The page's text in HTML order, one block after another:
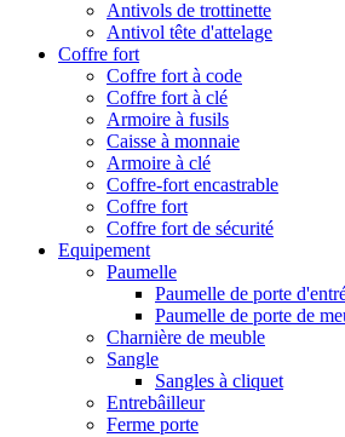
Antivols de trottinette
Antivol tête d'attelage
Coffre fort
Coffre fort à code
Coffre fort à clé
Armoire à fusils
Caisse à monnaie
Armoire à clé
Coffre-fort encastrable
Coffre fort
Coffre fort de sécurité
Equipement
Paumelle
Paumelle de porte
Paumelle de porte de
Charnière de meuble
Sangle
Sangles à cliquet
Entrebâilleur
Ferme porte